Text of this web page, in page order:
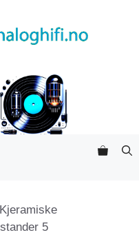
Kjeramiske
5